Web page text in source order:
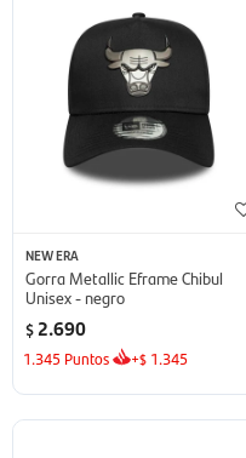
NEW ERA
Gorra Metallic Eframe Chibul
Unisex - negro
$ 2.690
1.345 Puntos +$ 1.345